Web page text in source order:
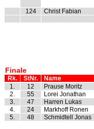
124 Christ Fabian
Finale
Rk. StNr. Name
1.
12 Prause Moritz
2.
55 Lorei Jonathan
3.
47 Harren Lukas
4.
24 Markhoff Ronen
5.
48 Schmidtell Jonas